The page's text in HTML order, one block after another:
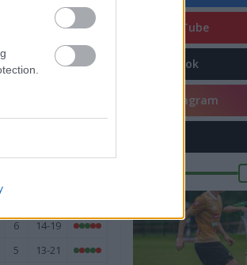
20-28
6 14-19
5 13-21
YouTube
TikTok
Instagram